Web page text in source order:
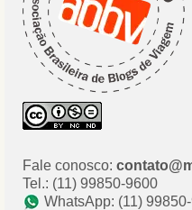
Fale conosco:
Tel.: (11) 99850-9600
WhatsApp: (11)